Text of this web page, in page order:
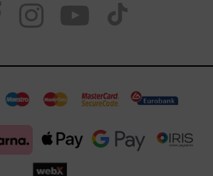
Visit
https://
page
Visit
https://
page
Visit
https://
page
our
TikTok
page